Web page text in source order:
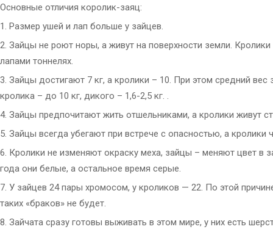
Основные отличия королик-заяц:
1. Размер ушей и лап больше у зайцев.
2. Зайцы не роют норы, а живут на поверхности земли.
лапами тоннелях.
3. Зайцы достигают 7 кг, а кролики – 10. При этом средний
кролика – до 10 кг, дикого – 1,6-2,5 кг. .
4. Зайцы предпочитают жить отшельниками, а кролики живут
5. Зайцы всегда убегают при встрече с опасностью, а кролики
6. Кролики не изменяют окраску меха, зайцы – меняют цвет в
года они белые, а остальное время серые.
7. У зайцев 24 пары хромосом, у кроликов — 22. По этой
таких «браков» не будет.
8. Зайчата сразу готовы выживать в этом мире, у них есть